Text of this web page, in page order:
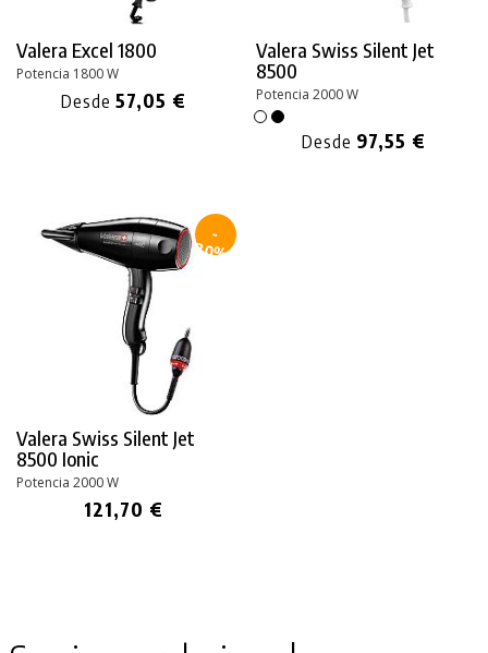
Valera Excel 1800
Potencia 1800 W
Desde57,05 €
Valera Swiss Silent Jet
8500
Potencia 2000 W
Desde 97,55 €
-
30%
Valera Swiss Silent Jet
8500 Ionic
Potencia 2000 W
121,70 €